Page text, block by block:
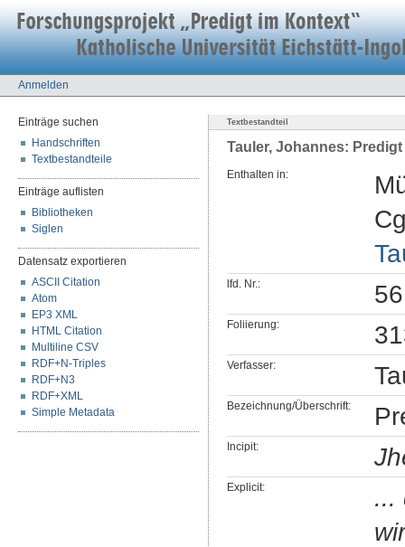
Anmelden
Einträge suchen
Handschriften
Textbestandteile
Einträge auflisten
Bibliotheken
Siglen
Datensatz exportieren
ASCII Citation
Atom
EP3 XML
HTML Citation
Multiline CSV
RDF+N-Triples
RDF+N3
RDF+XML
Simple Metadata
Textbestandteil
Tauler, Johannes: Predigt
Enthalten in:
lfd. Nr.: 56
Foliierung:
Verfasser:
Bezeichnung/Überschrift:
Incipit:
Explicit:
...